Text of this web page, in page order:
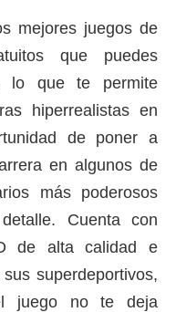
mejores juegos de
que puedes
lo que te permite
hiperrealistas en
de poner a
en algunos de
más poderosos
Cuenta con
de alta calidad e
superdeportivos,
juego no te deja